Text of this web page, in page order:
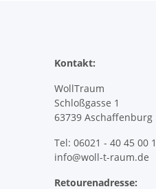
Kontakt:
WollTraum
Schloßgasse 1
63739 Aschaffenburg
Tel: 06021 - 40 45 00 1
info@woll-t-raum.de
Retourenadresse: